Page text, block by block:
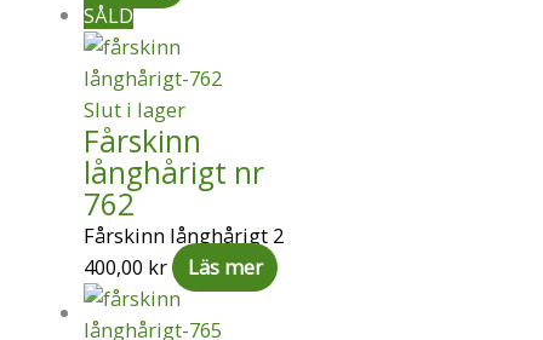
SÅLD
Slut i lager
Fårskinn
långhårigt nr
762
Fårskinn långhårigt 2
400,00 kr Läs mer